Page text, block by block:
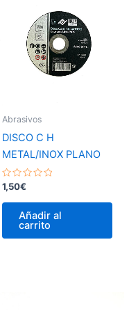
Abrasivos
DISCO C H
METAL/INOX PLANO
Valorado
con
0
1,50€
Añadir al
carrito